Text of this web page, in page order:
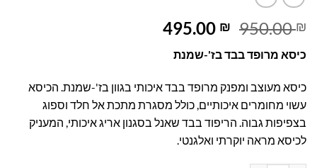
950.00₪
המחיר
היה:
495.00 ₪
המחיר
כיסא מרופד בבד בז'-שמנת
כיסא מעוצב ומפנק מרופד בבד איכותי בגוון בז'-שמנת. הכיסא
עשוי מחומרים איכותיים, כולל מסגרת מתכת אל חלד וספוג
בצפיפות גבוה. הריפוד בבד שאנל בסגנון אריג איכותי, המעניק
לכיסא מראה יוקרתי ואלגנטי.